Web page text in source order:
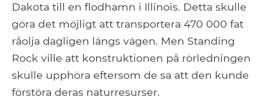
Dakota till en flodhamn i Illinois. Detta skulle
göra det möjligt att transportera 470 000 fat
råolja dagligen längs vägen. Men Standing
Rock ville att konstruktionen på rörledningen
skulle upphöra eftersom de sa att den kunde
förstöra deras naturresurser.